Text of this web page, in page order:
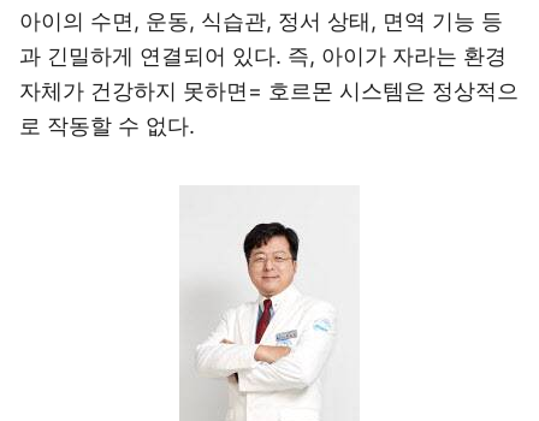
아이의 수면, 운동, 식습관, 정서 상태, 면역 기능 등
과 긴밀하게 연결되어 있다. 즉, 아이가 자라는 환경
자체가 건강하지 못하면= 호르몬 시스템은 정상적으
로 작동할 수 없다.